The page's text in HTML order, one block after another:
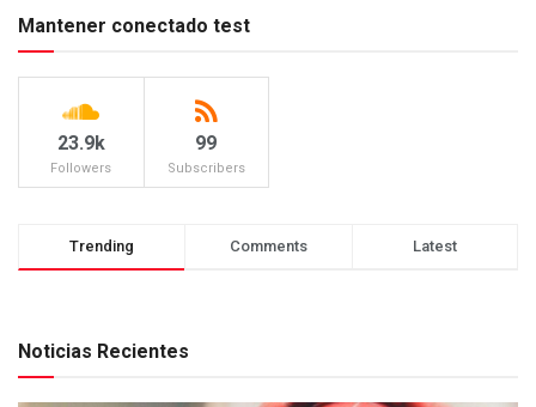
Mantener conectado test
23.9k
Followers
99
Subscribers
Trending Comments Latest
Noticias Recientes